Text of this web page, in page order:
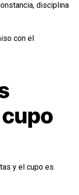
disciplina
con el
y el cupo es